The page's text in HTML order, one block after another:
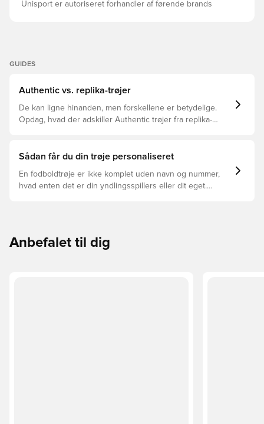
sokker 3-Stripes og varmetrykt klublogo
Unisport er autoriseret forhandler af førende brands
GUIDES
Authentic vs. replika-trøjer
De kan ligne hinanden, men forskellene er betydelige.
Opdag, hvad der adskiller Authentic trøjer fra replika-
Sådan får du din trøje personaliseret
En fodboldtrøje er ikke komplet uden navn og nummer,
hvad enten det er din yndlingsspillers eller dit eget.
Anbefalet til dig